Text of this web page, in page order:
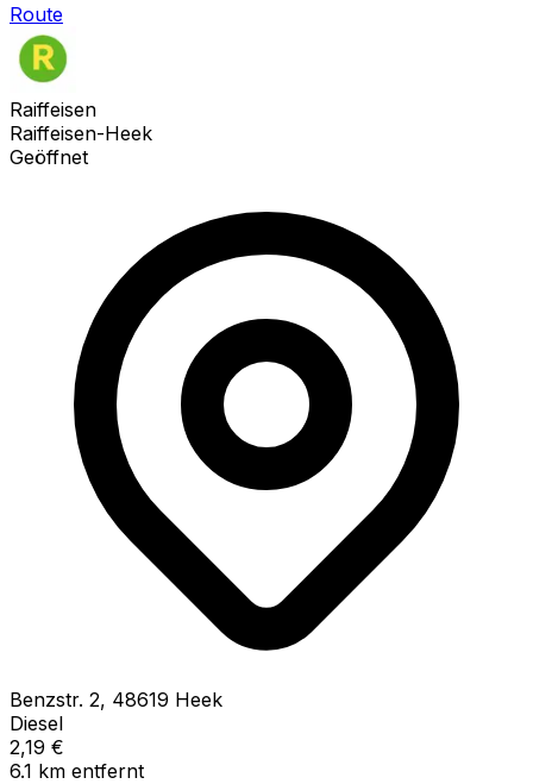
Route
Raiffeisen
Raiffeisen-Heek
Geöffnet
Benzstr. 2, 48619 Heek
Diesel
2,19 €
6.1 km entfernt